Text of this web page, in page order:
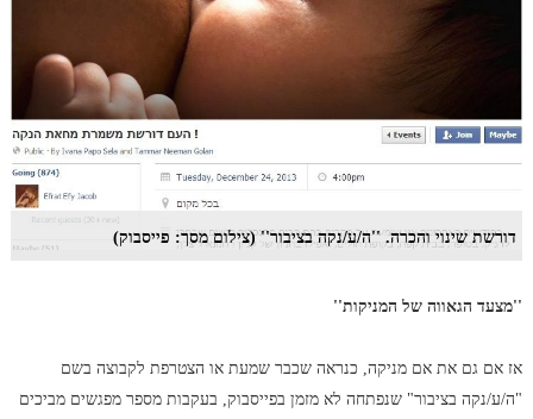
דורשת שינוי והכרה. ''ה/ע/נקה בציבור'' (צילום מסך: פייסבוק)
''מצעד הגאווה של המניקות''
אז אם גם את אם מניקה, כנראה שכבר שמעת או הצטרפת לקבוצה בשם
"ה/ע/נקה בציבור" שנפתחה לא מזמן בפייסבוק, בעקבות מספר מפגשים מביכים